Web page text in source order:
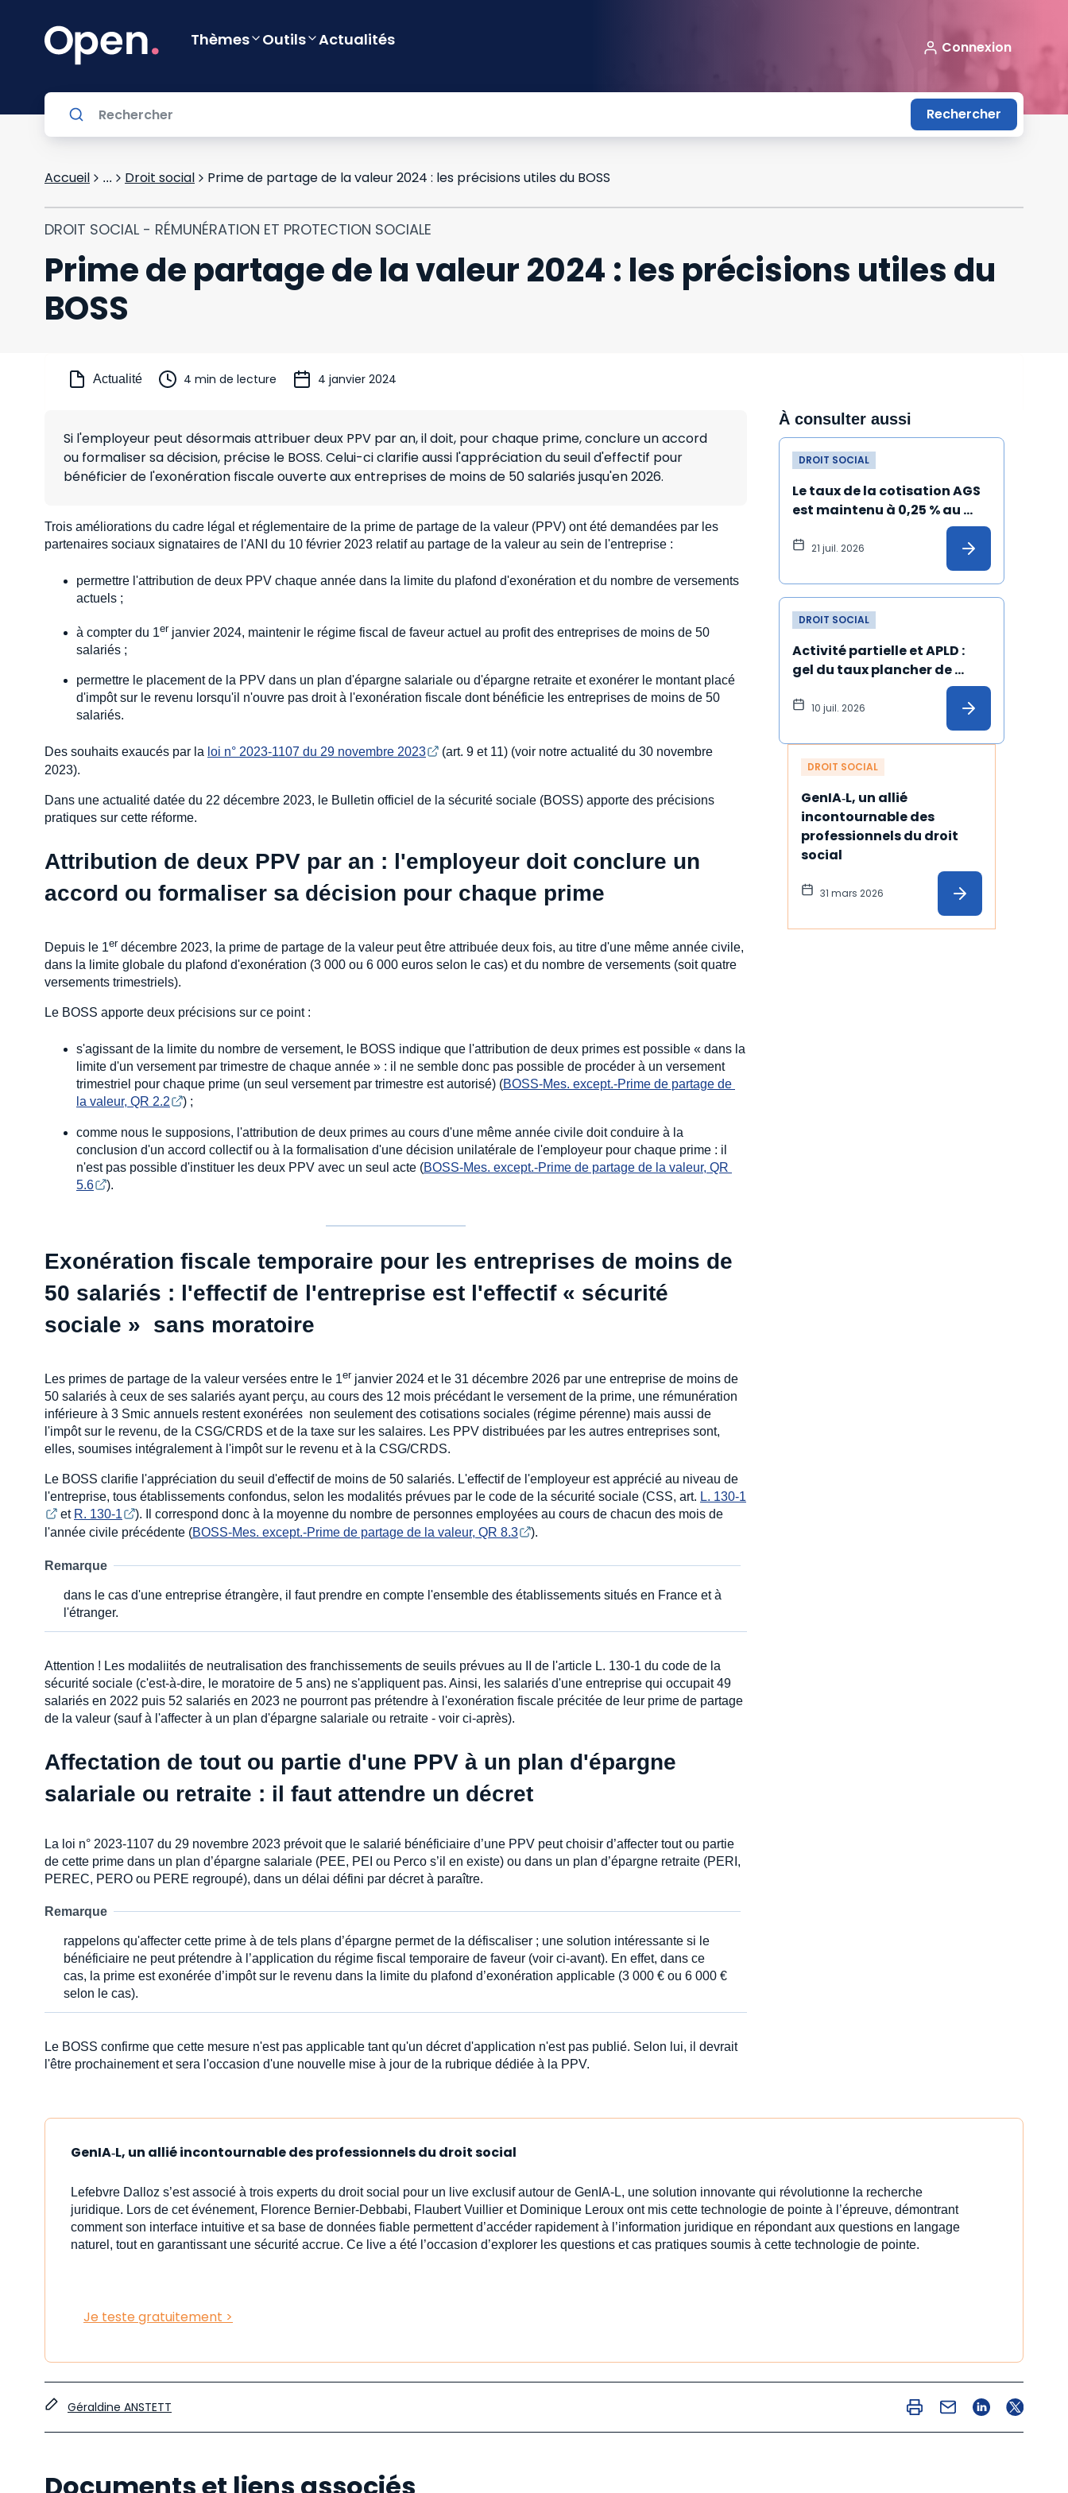
Thèmes Outils Actualités Connexion
Rechercher
Accueil ... Droit social Prime de partage de la valeur 2024 : les précisions utiles du BOSS
DROIT SOCIAL - RÉMUNÉRATION ET PROTECTION SOCIALE
Prime de partage de la valeur 2024 : les précisions utiles du
BOSS
Actualité 4 min de lecture 4 janvier 2024
Si l'employeur peut désormais attribuer deux PPV par an, il doit, pour chaque prime, conclure un accord
ou formaliser sa décision, précise le BOSS. Celui-ci clarifie aussi l'appréciation du seuil d'effectif pour
bénéficier de l'exonération fiscale ouverte aux entreprises de moins de 50 salariés jusqu'en 2026.
Trois améliorations du cadre légal et réglementaire de la prime de partage de la valeur (PPV) ont été demandées par les
partenaires sociaux signataires de l'ANI du 10 février 2023 relatif au partage de la valeur au sein de l'entreprise :
permettre l'attribution de deux PPV chaque année dans la limite du plafond d'exonération et du nombre de versements
actuels ;
à compter du 1er janvier 2024, maintenir le régime fiscal de faveur actuel au profit des entreprises de moins de 50
salariés ;
permettre le placement de la PPV dans un plan d'épargne salariale ou d'épargne retraite et exonérer le montant placé
d'impôt sur le revenu lorsqu'il n'ouvre pas droit à l'exonération fiscale dont bénéficie les entreprises de moins de 50
salariés.
Des souhaits exaucés par la loi n° 2023-1107 du 29 novembre 2023
(art. 9 et 11) (voir notre actualité du 30 novembre
2023).
Dans une actualité datée du 22 décembre 2023, le Bulletin officiel de la sécurité sociale (BOSS) apporte des précisions
pratiques sur cette réforme.
Attribution de deux PPV par an : l'employeur doit conclure un
accord ou formaliser sa décision pour chaque prime
Depuis le 1er décembre 2023, la prime de partage de la valeur peut être attribuée deux fois, au titre d'une même année civile,
dans la limite globale du plafond d'exonération (3 000 ou 6 000 euros selon le cas) et du nombre de versements (soit quatre
versements trimestriels).
Le BOSS apporte deux précisions sur ce point :
s'agissant de la limite du nombre de versement, le BOSS indique que l'attribution de deux primes est possible « dans la
limite d'un versement par trimestre de chaque année » : il ne semble donc pas possible de procéder à un versement
trimestriel pour chaque prime (un seul versement par trimestre est autorisé) (BOSS-Mes. except.-Prime de partage de
la valeur, QR 2.2
) ;
comme nous le supposions, l'attribution de deux primes au cours d'une même année civile doit conduire à la
conclusion d'un accord collectif ou à la formalisation d'une décision unilatérale de l'employeur pour chaque prime : il
n'est pas possible d'instituer les deux PPV avec un seul acte (BOSS-Mes. except.-Prime de partage de la valeur, QR
5.6
).
Exonération fiscale temporaire pour les entreprises de moins de
50 salariés : l'effectif de l'entreprise est l'effectif « sécurité
sociale » sans moratoire
Les primes de partage de la valeur versées entre le 1er janvier 2024 et le 31 décembre 2026 par une entreprise de moins de
50 salariés à ceux de ses salariés ayant perçu, au cours des 12 mois précédant le versement de la prime, une rémunération
inférieure à 3 Smic annuels restent exonérées non seulement des cotisations sociales (régime pérenne) mais aussi de
l'impôt sur le revenu, de la CSG/CRDS et de la taxe sur les salaires. Les PPV distribuées par les autres entreprises sont,
elles, soumises intégralement à l'impôt sur le revenu et à la CSG/CRDS.
Le BOSS clarifie l'appréciation du seuil d'effectif de moins de 50 salariés. L'effectif de l'employeur est apprécié au niveau de
l'entreprise, tous établissements confondus, selon les modalités prévues par le code de la sécurité sociale (CSS, art. L. 130-1
et R. 130-1
). Il correspond donc à la moyenne du nombre de personnes employées au cours de chacun des mois de
l'année civile précédente (BOSS-Mes. except.-Prime de partage de la valeur, QR 8.3 ).
Remarque
dans le cas d'une entreprise étrangère, il faut prendre en compte l'ensemble des établissements situés en France et à
l'étranger.
Attention ! Les modaliités de neutralisation des franchissements de seuils prévues au II de l'article L. 130-1 du code de la
sécurité sociale (c'est-à-dire, le moratoire de 5 ans) ne s'appliquent pas. Ainsi, les salariés d'une entreprise qui occupait 49
salariés en 2022 puis 52 salariés en 2023 ne pourront pas prétendre à l'exonération fiscale précitée de leur prime de partage
de la valeur (sauf à l'affecter à un plan d'épargne salariale ou retraite - voir ci-après).
Affectation de tout ou partie d'une PPV à un plan d'épargne
salariale ou retraite : il faut attendre un décret
La loi n° 2023-1107 du 29 novembre 2023 prévoit que le salarié bénéficiaire d’une PPV peut choisir d’affecter tout ou partie
de cette prime dans un plan d’épargne salariale (PEE, PEI ou Perco s’il en existe) ou dans un plan d’épargne retraite (PERI,
PEREC, PERO ou PERE regroupé), dans un délai défini par décret à paraître.
Remarque
rappelons qu'affecter cette prime à de tels plans d’épargne permet de la défiscaliser ; une solution intéressante si le
bénéficiaire ne peut prétendre à l’application du régime fiscal temporaire de faveur (voir ci-avant). En effet, dans ce
cas, la prime est exonérée d’impôt sur le revenu dans la limite du plafond d’exonération applicable (3 000 € ou 6 000 €
selon le cas).
Le BOSS confirme que cette mesure n'est pas applicable tant qu'un décret d'application n'est pas publié. Selon lui, il devrait
l'être prochainement et sera l'occasion d'une nouvelle mise à jour de la rubrique dédiée à la PPV.
À consulter aussi
DROIT SOCIAL
Le taux de la cotisation AGS
est maintenu à 0,25 % au
21 juil. 2026
DROIT SOCIAL
Activité partielle et APLD :
gel du taux plancher de
l'employeur
10 juil. 2026
DROIT SOCIAL
GenIA‑L, un allié
incontournable des
professionnels du droit
social
31 mars 2026
GenIA‑L, un allié incontournable des professionnels du droit social
Lefebvre Dalloz s’est associé à trois experts du droit social pour un live exclusif autour de GenIA‑L, une solution innovante qui révolutionne la recherche
juridique. Lors de cet événement, Florence Bernier-Debbabi, Flaubert Vuillier et Dominique Leroux ont mis cette technologie de pointe à l’épreuve, démontrant
comment son interface intuitive et sa base de données fiable permettent d’accéder rapidement à l’information juridique en répondant aux questions en langage
naturel, tout en garantissant une sécurité accrue. Ce live a été l’occasion d’explorer les questions et cas pratiques soumis à cette technologie de pointe.
Je teste gratuitement >
Géraldine ANSTETT